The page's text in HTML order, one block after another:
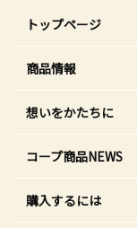
トップページ
商品情報
想いをかたちに
コープ商品NEWS
購入するには